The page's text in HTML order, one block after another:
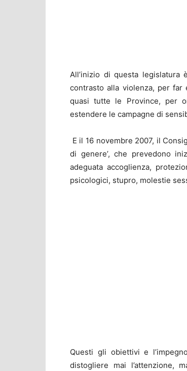
All’inizio di questa
contrasto alla violenza, per far
quasi tutte le Province, per
estendere le campagne di
E il 16 novembre 2007, il
di genere’, che prevedono
adeguata accoglienza,
psicologici, stupro, molestie
Questi gli obiettivi e
distogliere mai l’attenzione,